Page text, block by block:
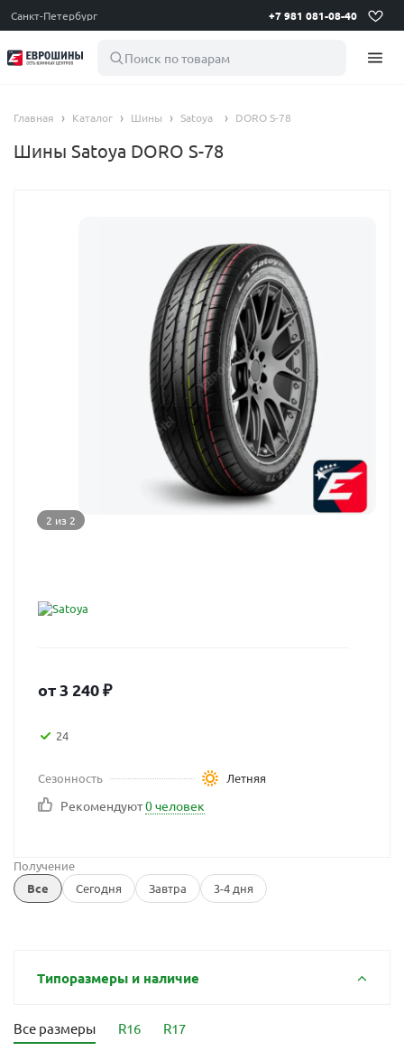
Санкт-Петербург +7 981 081-08-40
Поиск по товарам
Главная Каталог Шины Satoya DORO S-78
Шины Satoya DORO S-78
2 из 2
от3 240₽
24
Сезонность Летняя
Рекомендуют0 человек
Получение
Все
Сегодня Завтра 3-4 дня
Типоразмеры и наличие
Все размеры R16 R17